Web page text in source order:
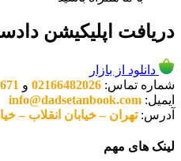
دریافت اپلیکیشن
دانلود از بازار
شماره تماس: 02166482026 و
ایمیل: info@dadsetanbook.com
آدرس:تهران – خیابان انقلاب – خیابان
لینک های مهم